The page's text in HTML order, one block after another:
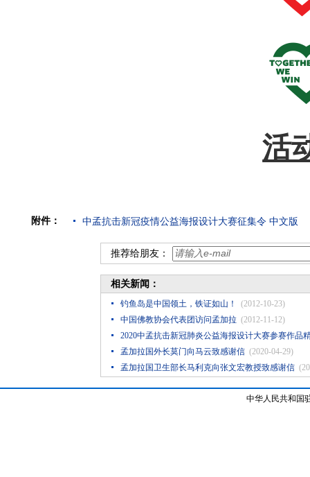
活
附件： 中孟抗击新冠疫情公益海报设计大赛征集令 中文版
推荐给朋友：
相关新闻：
钓鱼岛是中国领土，铁证如山！
(2012-10-23)
中国佛教协会代表团访问孟加拉 (2012-11-12)
2020中孟抗击新冠肺炎公益海报设计大赛参赛作品
孟加拉国外长莫门向马云致感谢信 (2020-04-29)
孟加拉国卫生部长马利克向张文宏教授致感谢信
中华人民共和国